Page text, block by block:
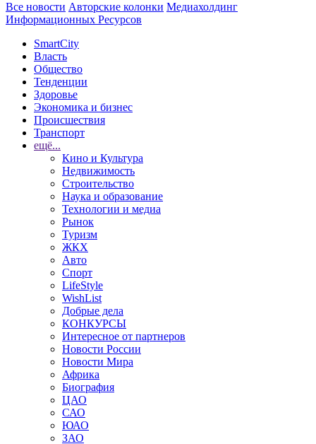
Все новости Авторские колонки Медиахолдинг
Информационных Ресурсов
SmartCity
Власть
Общество
Тенденции
Здоровье
Экономика и бизнес
Происшествия
Транспорт
ещё...
Кино и Культура
Недвижимость
Строительство
Наука и образование
Технологии и медиа
Рынок
Туризм
ЖКХ
Авто
Спорт
LifeStyle
WishList
Добрые дела
КОНКУРСЫ
Интересное от партнеров
Новости России
Новости Мира
Африка
Биография
ЦАО
САО
ЮАО
ЗАО